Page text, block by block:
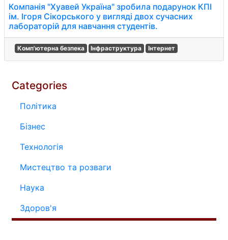
Компанія "Хуавей Україна" зробила подарунок КПІ
ім. Ігоря Сікорського у вигляді двох сучасних
лабораторій для навчання студентів.
Комп'ютерна безпека Інфраструктура Інтернет
Categories
Політика
Бізнес
Технологія
Мистецтво та розваги
Наука
Здоров'я